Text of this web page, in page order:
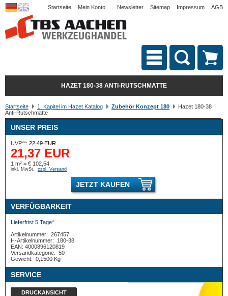
Startseite Mein Konto Newsletter Sitemap Impressum AGB
HAZET 180-38 ANTI-RUTSCHMATTE
Startseite 1. Kapitel im Hazet Katalog Zubehör Konzept 180
Hazet 180-38
Anti-Rutschmatte
UNSER PREIS
UVP**: 22,49 EUR
21,37 EUR
1 m² = € 102,54
inkl. MwSt. zzgl. Versand
JETZT KAUFEN
VERFÜGBARKEIT
Lieferfrist 5 Tage*
Artikelnummer: 267457
H-Artikelnummer:
180-38
EAN: 4000896120819
Versandkategorie: 50
Gewicht: 0,1500 Kg
SERVICE
DRUCKANSICHT